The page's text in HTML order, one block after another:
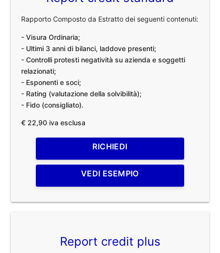
Rapporto Composto da Estratto dei seguenti contenuti:
- Visura Ordinaria;
- Ultimi 3 anni di bilanci, laddove presenti;
- Controlli protesti negatività su azienda e soggetti
relazionati;
- Esponenti e soci;
- Rating (valutazione della solvibilità);
- Fido (consigliato).
€ 22,90 iva esclusa
RICHIEDI
VEDI ESEMPIO
Report credit plus